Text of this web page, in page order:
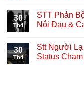
30
Th4
STT Phản
Nỗi Đau &
30
Th4
Stt Người Lạ
Status